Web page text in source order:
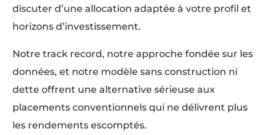
discuter d’une allocation adaptée à votre profil et
horizons d’investissement.
Notre track record, notre approche fondée sur les
données, et notre modèle sans construction ni
dette offrent une alternative sérieuse aux
placements conventionnels qui ne délivrent plus
les rendements escomptés.